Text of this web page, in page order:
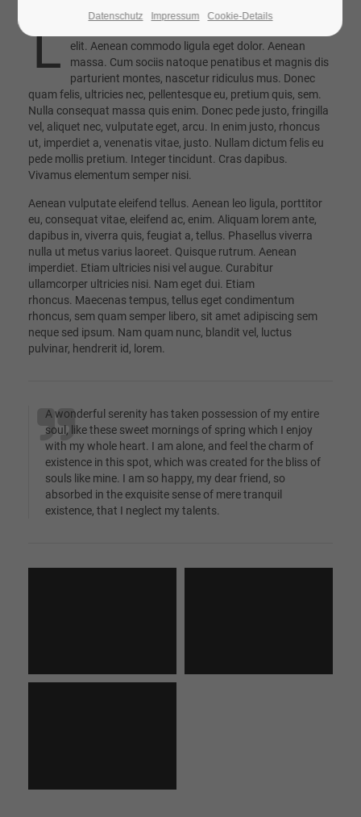
L
elit. Aenean commodo ligula eget dolor. Aenean
massa. Cum sociis natoque penatibus et magnis dis
parturient montes, nascetur ridiculus mus. Donec
quam felis, ultricies nec, pellentesque eu, pretium quis, sem.
Nulla consequat massa quis enim. Donec pede justo, fringilla
vel, aliquet nec, vulputate eget, arcu. In enim justo, rhoncus
ut, imperdiet a, venenatis vitae, justo. Nullam dictum felis eu
pede mollis pretium. Integer tincidunt. Cras dapibus.
Vivamus elementum semper nisi.
Aenean vulputate eleifend tellus. Aenean leo ligula, porttitor
eu, consequat vitae, eleifend ac, enim. Aliquam lorem ante,
dapibus in, viverra quis, feugiat a, tellus. Phasellus viverra
nulla ut metus varius laoreet. Quisque rutrum. Aenean
imperdiet. Etiam ultricies nisi vel augue. Curabitur
ullamcorper ultricies nisi. Nam eget dui. Etiam
rhoncus. Maecenas tempus, tellus eget condimentum
rhoncus, sem quam semper libero, sit amet adipiscing sem
neque sed ipsum. Nam quam nunc, blandit vel, luctus
pulvinar, hendrerit id, lorem.
A wonderful serenity has taken possession of my entire
soul, like these sweet mornings of spring which I enjoy
with my whole heart. I am alone, and feel the charm of
existence in this spot, which was created for the bliss of
souls like mine. I am so happy, my dear friend, so
absorbed in the exquisite sense of mere tranquil
existence, that I neglect my talents.
Datenschutz Impressum Cookie-Details